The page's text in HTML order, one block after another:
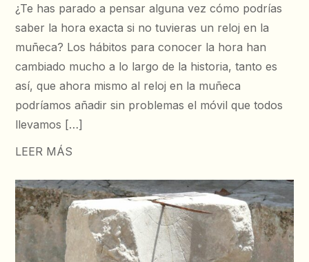
¿Te has parado a pensar alguna vez cómo podrías
saber la hora exacta si no tuvieras un reloj en la
muñeca? Los hábitos para conocer la hora han
cambiado mucho a lo largo de la historia, tanto es
así, que ahora mismo al reloj en la muñeca
podríamos añadir sin problemas el móvil que todos
llevamos […]
LEER MÁS